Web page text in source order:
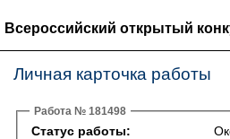
Всероссийский открытый
Личная карточка работы
Работа № 181498
Статус работы: